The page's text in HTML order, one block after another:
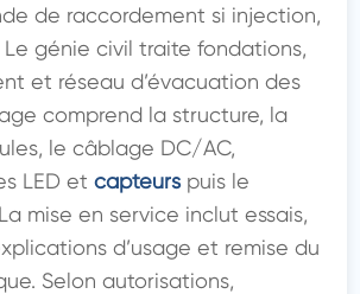
de raccordement si injection,
Le génie civil traite fondations,
et réseau d’évacuation des
comprend la structure, la
le câblage DC/AC,
LED et capteurs puis le
mise en service inclut essais,
d’usage et remise du
Selon autorisations,